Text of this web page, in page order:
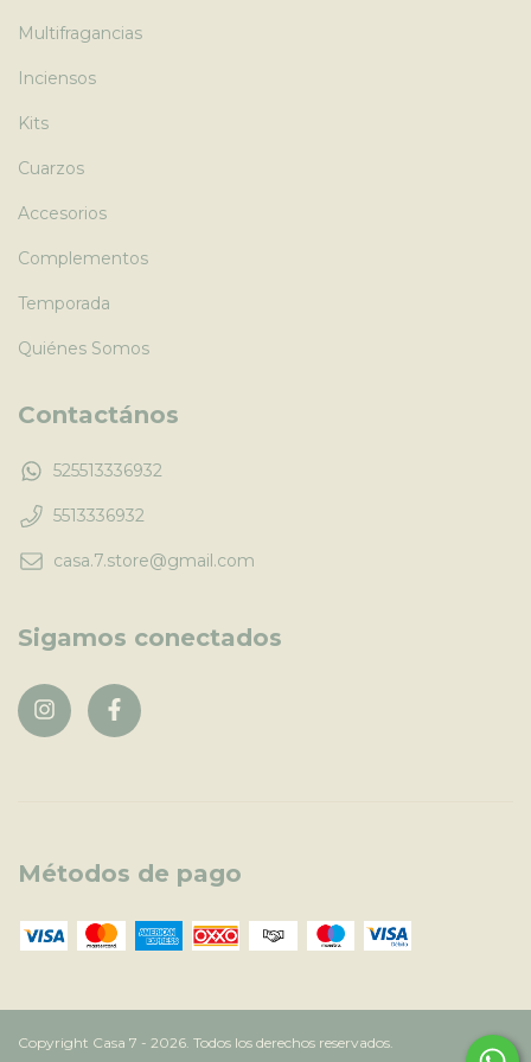
Multifragancias
Inciensos
Kits
Cuarzos
Accesorios
Complementos
Temporada
Quiénes Somos
Contactános
525513336932
5513336932
casa.7.store@gmail.com
Sigamos conectados
Métodos de pago
Copyright Casa 7 - 2026. Todos los derechos reservados.